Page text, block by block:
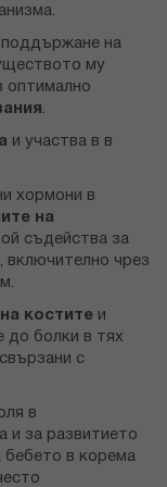
поддържане на
му
оптимално
.
и участва в в
хормони в
на
съдейства за
включително чрез
костите и
болки в тях
с
в
и за развитието
бебето в корема